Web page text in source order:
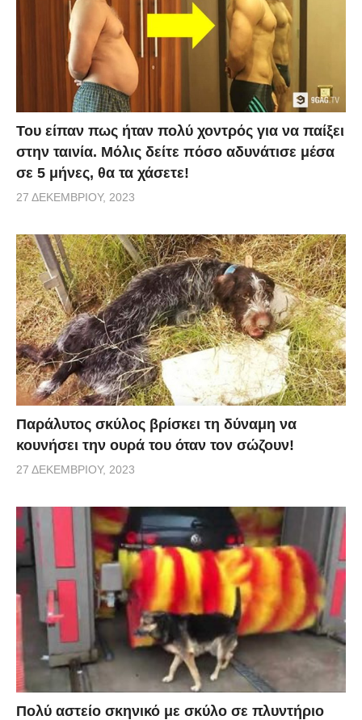
ερευνητές το όνομα του, πηγάζει από τα
χαρακτηριστικά στίγματα στα πισινά πόδια του
που παραπέμπουν στο άγριο
αιλουροειδές. Παράλληλα, θα δείτε ένα νέο είδος
αράχνης (Maratus pardus) με πορτοκαλί, γαλάζιο και
κίτρινο χρώμα. Ποια είναι τα υπόλοιπα είδη ζώων;
Του είπαν πως ήταν πολύ χοντρός για να παίξει
στην ταινία. Μόλις δείτε πόσο αδυνάτισε μέσα
σε 5 μήνες, θα τα χάσετε!
27 ΔΕΚΕΜΒΡΊΟΥ, 2023
Παράλυτος σκύλος βρίσκει τη δύναμη να
κουνήσει την ουρά του όταν τον σώζουν!
27 ΔΕΚΕΜΒΡΊΟΥ, 2023
Πολύ αστείο σκηνικό με σκύλο σε πλυντήριο